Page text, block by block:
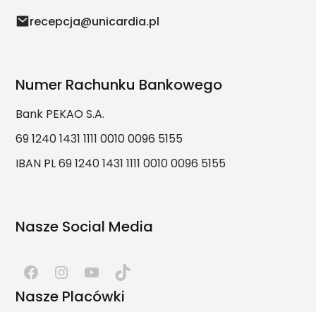
recepcja@unicardia.pl
Numer Rachunku Bankowego
Bank PEKAO S.A.
69 1240 1431 1111 0010 0096 5155
IBAN PL 69 1240 1431 1111 0010 0096 5155
Nasze Social Media
Nasze Placówki